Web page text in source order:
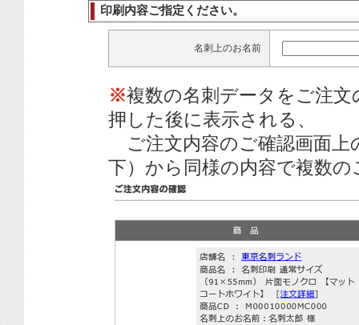
印刷内容ご指定ください。
名刺上のお名前
※複数の名刺データをご注
押した後に表示される、
ご注文内容のご確認画面上
下）から同様の内容で複数